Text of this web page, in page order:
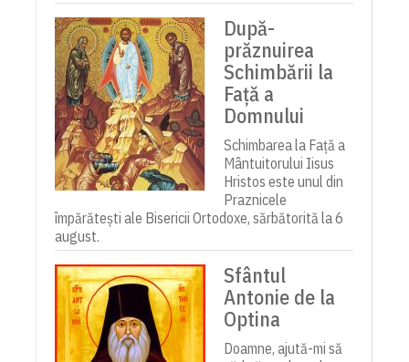
După-
prăznuirea
Schimbării la
Față a
Domnului
Schimbarea la Față a
Mântuitorului Iisus
Hristos este unul din
Praznicele
împărătești ale Bisericii Ortodoxe, sărbătorită la 6
august.
Sfântul
Antonie de la
Optina
Doamne, ajută-mi să